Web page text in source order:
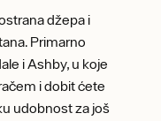
džepa i
Primarno
i Ashby, u koje
i dobit ćete
udobnost za još